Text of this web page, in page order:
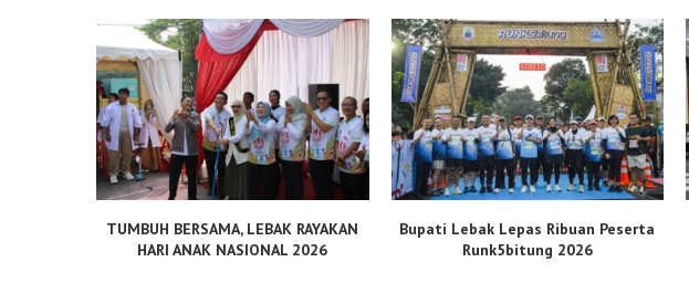
TUMBUH BERSAMA, LEBAK RAYAKAN
HARI ANAK NASIONAL 2026
Bupati Lebak Lepas Ribuan Peserta
Runk5bitung 2026